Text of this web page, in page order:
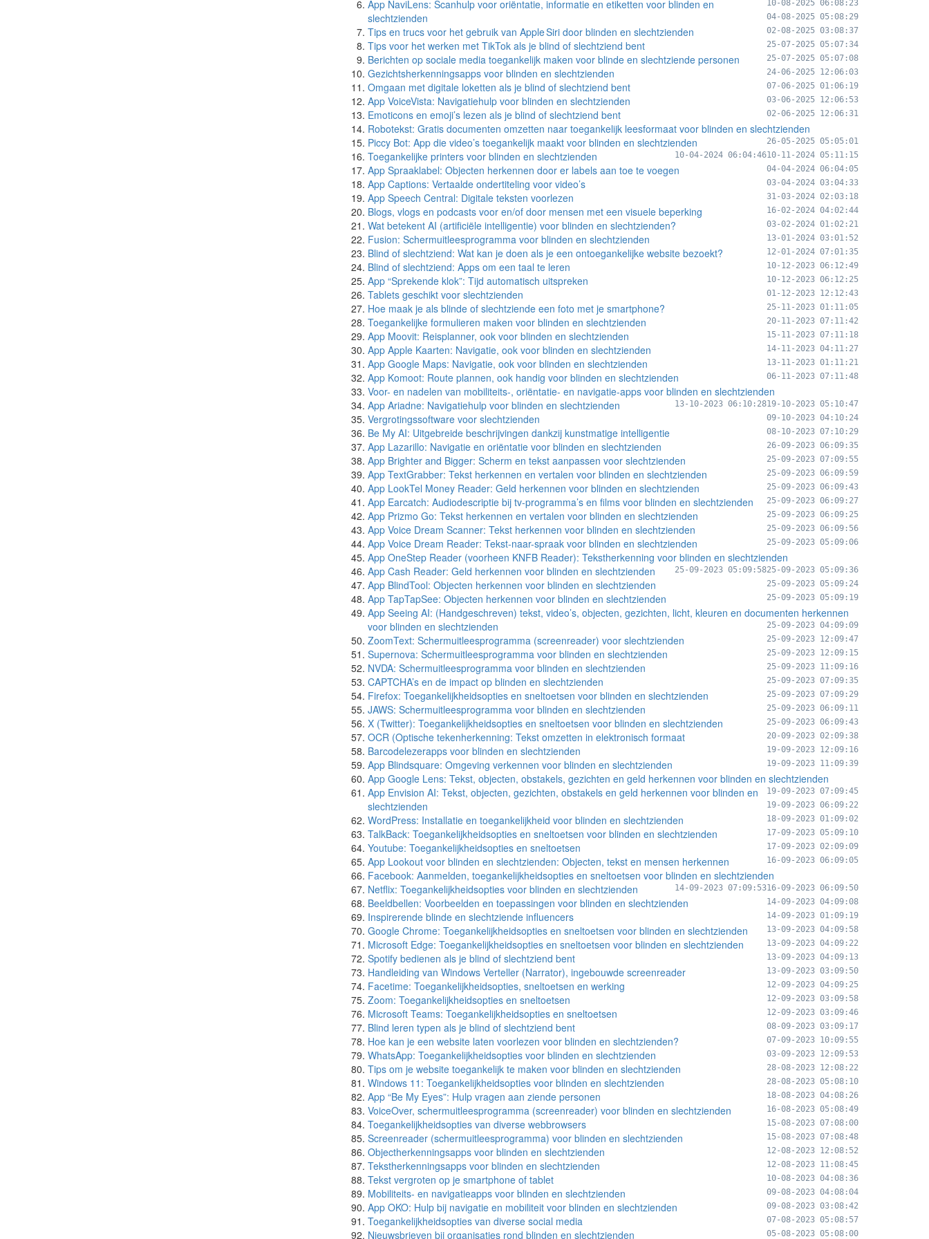
10-08-2025 06:08:23
App NaviLens: Scanhulp voor oriëntatie, informatie en etiketten voor blinden en
slechtzienden
04-08-2025 05:08:29
Tips en trucs voor het gebruik van Apple Siri door blinden en slechtzienden 02-08-2025 03:08:37
Tips voor het werken met TikTok als je blind of slechtziend bent 25-07-2025 05:07:34
Berichten op sociale media toegankelijk maken voor blinde en slechtziende personen 25-07-2025 05:07:08
Gezichtsherkenningsapps voor blinden en slechtzienden 24-06-2025 12:06:03
Omgaan met digitale loketten als je blind of slechtziend bent 07-06-2025 01:06:19
App VoiceVista: Navigatiehulp voor blinden en slechtzienden 03-06-2025 12:06:53
Emoticons en emoji’s lezen als je blind of slechtziend bent 02-06-2025 12:06:31
Robotekst: Gratis documenten omzetten naar toegankelijk leesformaat voor blinden en slechtzienden
26-05-2025 05:05:01
Piccy Bot: App die video’s toegankelijk maakt voor blinden en slechtzienden
10-11-2024 05:11:15
Toegankelijke printers voor blinden en slechtzienden 10-04-2024 06:04:46
App Spraaklabel: Objecten herkennen door er labels aan toe te voegen 04-04-2024 06:04:05
App Captions: Vertaalde ondertiteling voor video’s 03-04-2024 03:04:33
App Speech Central: Digitale teksten voorlezen 31-03-2024 02:03:18
Blogs, vlogs en podcasts voor en/of door mensen met een visuele beperking 16-02-2024 04:02:44
Wat betekent AI (artificiële intelligentie) voor blinden en slechtzienden? 03-02-2024 01:02:21
Fusion: Schermuitleesprogramma voor blinden en slechtzienden 13-01-2024 03:01:52
Blind of slechtziend: Wat kan je doen als je een ontoegankelijke website bezoekt? 12-01-2024 07:01:35
Blind of slechtziend: Apps om een taal te leren 10-12-2023 06:12:49
App “Sprekende klok”: Tijd automatisch uitspreken 10-12-2023 06:12:25
Tablets geschikt voor slechtzienden 01-12-2023 12:12:43
Hoe maak je als blinde of slechtziende een foto met je smartphone? 25-11-2023 01:11:05
Toegankelijke formulieren maken voor blinden en slechtzienden 20-11-2023 07:11:42
App Moovit: Reisplanner, ook voor blinden en slechtzienden 15-11-2023 07:11:18
App Apple Kaarten: Navigatie, ook voor blinden en slechtzienden 14-11-2023 04:11:27
App Google Maps: Navigatie, ook voor blinden en slechtzienden 13-11-2023 01:11:21
App Komoot: Route plannen, ook handig voor blinden en slechtzienden 06-11-2023 07:11:48
Voor- en nadelen van mobiliteits-, oriëntatie- en navigatie-apps voor blinden en slechtzienden
19-10-2023 05:10:47
App Ariadne: Navigatiehulp voor blinden en slechtzienden 13-10-2023 06:10:28
Vergrotingssoftware voor slechtzienden 09-10-2023 04:10:24
Be My AI: Uitgebreide beschrijvingen dankzij kunstmatige intelligentie 08-10-2023 07:10:29
App Lazarillo: Navigatie en oriëntatie voor blinden en slechtzienden 26-09-2023 06:09:35
App Brighter and Bigger: Scherm en tekst aanpassen voor slechtzienden 25-09-2023 07:09:55
App TextGrabber: Tekst herkennen en vertalen voor blinden en slechtzienden 25-09-2023 06:09:59
App LookTel Money Reader: Geld herkennen voor blinden en slechtzienden 25-09-2023 06:09:43
App Earcatch: Audiodescriptie bij tv-programma’s en films voor blinden en slechtzienden 25-09-2023 06:09:27
App Prizmo Go: Tekst herkennen en vertalen voor blinden en slechtzienden 25-09-2023 06:09:25
App Voice Dream Scanner: Tekst herkennen voor blinden en slechtzienden 25-09-2023 06:09:56
App Voice Dream Reader: Tekst-naar-spraak voor blinden en slechtzienden 25-09-2023 05:09:06
App OneStep Reader (voorheen KNFB Reader): Tekstherkenning voor blinden en slechtzienden
25-09-2023 05:09:36
App Cash Reader: Geld herkennen voor blinden en slechtzienden 25-09-2023 05:09:58
App BlindTool: Objecten herkennen voor blinden en slechtzienden 25-09-2023 05:09:24
App TapTapSee: Objecten herkennen voor blinden en slechtzienden 25-09-2023 05:09:19
App Seeing AI: (Handgeschreven) tekst, video’s, objecten, gezichten, licht, kleuren en documenten herkennen
voor blinden en slechtzienden
25-09-2023 04:09:09
ZoomText: Schermuitleesprogramma (screenreader) voor slechtzienden 25-09-2023 12:09:47
Supernova: Schermuitleesprogramma voor blinden en slechtzienden 25-09-2023 12:09:15
NVDA: Schermuitleesprogramma voor blinden en slechtzienden 25-09-2023 11:09:16
CAPTCHA’s en de impact op blinden en slechtzienden 25-09-2023 07:09:35
Firefox: Toegankelijkheidsopties en sneltoetsen voor blinden en slechtzienden 25-09-2023 07:09:29
JAWS: Schermuitleesprogramma voor blinden en slechtzienden 25-09-2023 06:09:11
X (Twitter): Toegankelijkheidsopties en sneltoetsen voor blinden en slechtzienden 25-09-2023 06:09:43
OCR (Optische tekenherkenning: Tekst omzetten in elektronisch formaat 20-09-2023 02:09:38
Barcodelezerapps voor blinden en slechtzienden 19-09-2023 12:09:16
App Blindsquare: Omgeving verkennen voor blinden en slechtzienden 19-09-2023 11:09:39
App Google Lens: Tekst, objecten, obstakels, gezichten en geld herkennen voor blinden en slechtzienden
19-09-2023 07:09:45
App Envision AI: Tekst, objecten, gezichten, obstakels en geld herkennen voor blinden en
slechtzienden
19-09-2023 06:09:22
WordPress: Installatie en toegankelijkheid voor blinden en slechtzienden 18-09-2023 01:09:02
TalkBack: Toegankelijkheidsopties en sneltoetsen voor blinden en slechtzienden 17-09-2023 05:09:10
Youtube: Toegankelijkheidsopties en sneltoetsen 17-09-2023 02:09:09
App Lookout voor blinden en slechtzienden: Objecten, tekst en mensen herkennen 16-09-2023 06:09:05
Facebook: Aanmelden, toegankelijkheidsopties en sneltoetsen voor blinden en slechtzienden
16-09-2023 06:09:50
Netflix: Toegankelijkheidsopties voor blinden en slechtzienden 14-09-2023 07:09:53
Beeldbellen: Voorbeelden en toepassingen voor blinden en slechtzienden 14-09-2023 04:09:08
Inspirerende blinde en slechtziende influencers 14-09-2023 01:09:19
Google Chrome: Toegankelijkheidsopties en sneltoetsen voor blinden en slechtzienden 13-09-2023 04:09:58
Microsoft Edge: Toegankelijkheidsopties en sneltoetsen voor blinden en slechtzienden 13-09-2023 04:09:22
Spotify bedienen als je blind of slechtziend bent 13-09-2023 04:09:13
Handleiding van Windows Verteller (Narrator), ingebouwde screenreader 13-09-2023 03:09:50
Facetime: Toegankelijkheidsopties, sneltoetsen en werking 12-09-2023 04:09:25
Zoom: Toegankelijkheidsopties en sneltoetsen 12-09-2023 03:09:58
Microsoft Teams: Toegankelijkheidsopties en sneltoetsen 12-09-2023 03:09:46
Blind leren typen als je blind of slechtziend bent 08-09-2023 03:09:17
Hoe kan je een website laten voorlezen voor blinden en slechtzienden? 07-09-2023 10:09:55
WhatsApp: Toegankelijkheidsopties voor blinden en slechtzienden 03-09-2023 12:09:53
Tips om je website toegankelijk te maken voor blinden en slechtzienden 28-08-2023 12:08:22
Windows 11: Toegankelijkheidsopties voor blinden en slechtzienden 28-08-2023 05:08:10
App “Be My Eyes”: Hulp vragen aan ziende personen 18-08-2023 04:08:26
VoiceOver, schermuitleesprogramma (screenreader) voor blinden en slechtzienden 16-08-2023 05:08:49
Toegankelijkheidsopties van diverse webbrowsers 15-08-2023 07:08:00
Screenreader (schermuitleesprogramma) voor blinden en slechtzienden 15-08-2023 07:08:48
Objectherkenningsapps voor blinden en slechtzienden 12-08-2023 12:08:52
Tekstherkenningsapps voor blinden en slechtzienden 12-08-2023 11:08:45
Tekst vergroten op je smartphone of tablet 10-08-2023 04:08:36
Mobiliteits- en navigatieapps voor blinden en slechtzienden 09-08-2023 04:08:04
App OKO: Hulp bij navigatie en mobiliteit voor blinden en slechtzienden 09-08-2023 03:08:42
Toegankelijkheidsopties van diverse social media 07-08-2023 05:08:57
Nieuwsbrieven bij organisaties rond blinden en slechtzienden 05-08-2023 05:08:00